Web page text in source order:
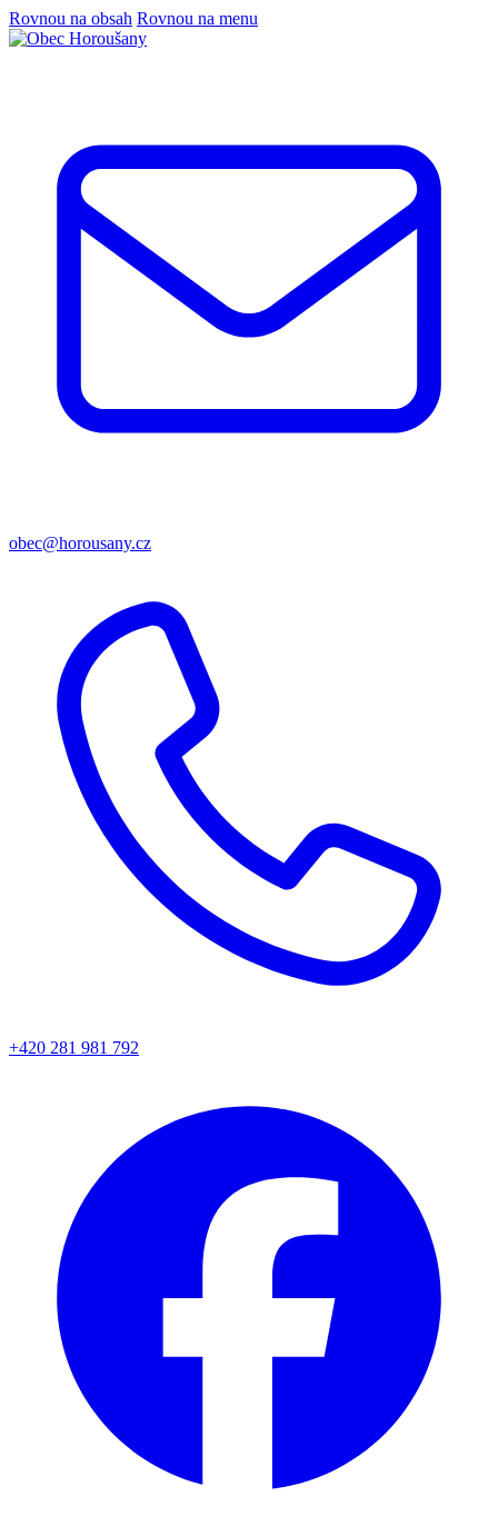
Rovnou na obsah Rovnou na menu
obec@horousany.cz
+420 281 981 792